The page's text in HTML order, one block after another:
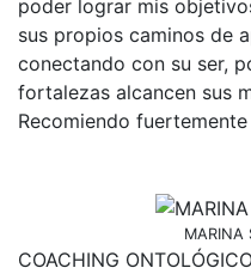
poder lograr mis
sus propios caminos de
conectando con su ser,
fortalezas alcancen sus
Recomiendo
MARINA
COACHING